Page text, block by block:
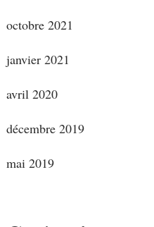
octobre 2021
janvier 2021
avril 2020
décembre 2019
mai 2019